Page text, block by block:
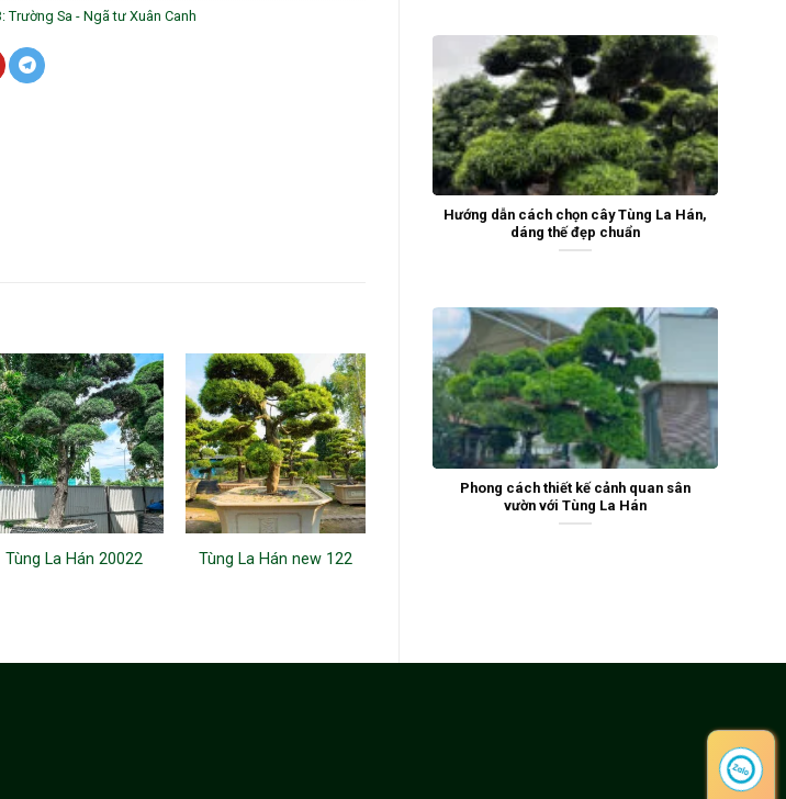
Hướng dẫn cách chọn cây Tùng La Hán,
dáng thế đẹp chuẩn
Phong cách thiết kế cảnh quan sân
vườn với Tùng La Hán
Trường Sa - Ngã tư Xuân Canh
Tùng La Hán 20022 Tùng La Hán new 122